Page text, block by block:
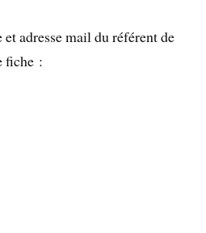
adresse mail du référent de
fiche :